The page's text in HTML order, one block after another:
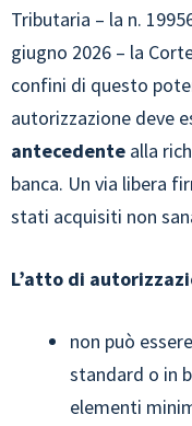
Tributaria – la n.
giugno 2026 – la
confini di questo
autorizzazione deve
antecedente alla
banca. Un via libera
stati acquisiti non
L’atto di
non può
standard o in
elementi